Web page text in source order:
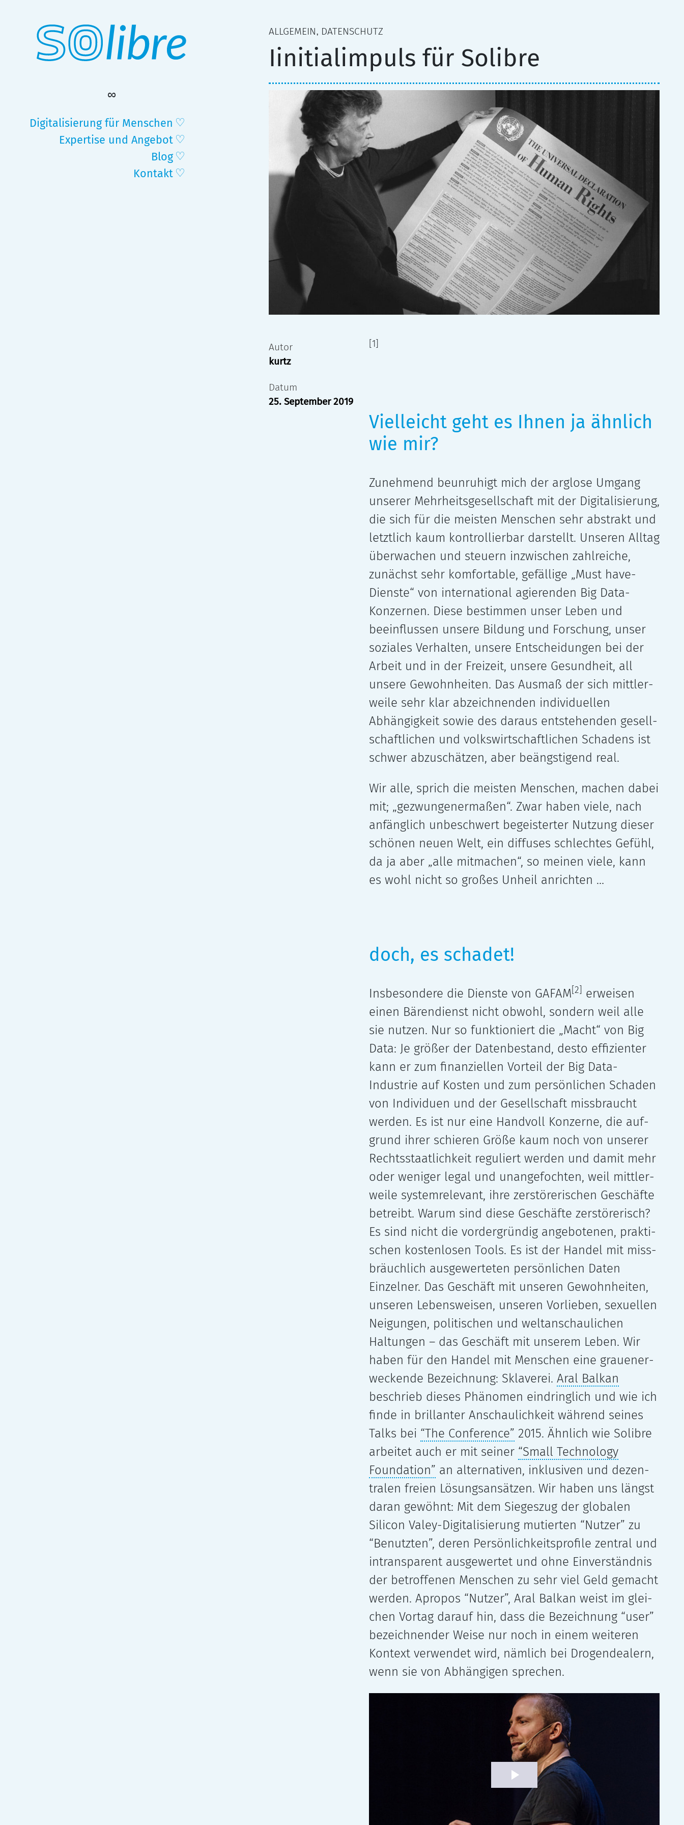
content
Digitalisierung für Menschen
Expertise und Angebot
Blog
Kontakt
ALLGEMEIN, DATENSCHUTZ
Iinitialimpuls für Solibre
Autor
kurtz
Datum
25. September 2019
[1]
Vielleicht geht es Ihnen ja ähnlich
wie mir?
Zunehmend beun­ru­higt mich der arg­lose Umgang
unse­rer Mehrheitsgesellschaft mit der Digitalisierung,
die sich für die meis­ten Menschen sehr abs­trakt und
letzt­lich kaum kon­trol­lier­bar dar­stellt. Unseren Alltag
über­wa­chen und steu­ern inzwi­schen zahl­rei­che,
zunächst sehr kom­for­ta­ble, gefäl­lige „Must have-
Dienste“ von inter­na­tio­nal agie­ren­den Big Data-
Konzernen. Diese bestim­men unser Leben und
beein­flus­sen unsere Bildung und Forschung, unser
sozia­les Verhalten, unsere Entscheidungen bei der
Arbeit und in der Freizeit, unsere Gesundheit, all
unsere Gewohnheiten. Das Ausmaß der sich mitt­ler­
weile sehr klar abzeich­nen­den indi­vi­du­el­len
Abhängigkeit sowie des dar­aus ent­ste­hen­den gesell­
schaft­li­chen und volks­wirt­schaft­li­chen Schadens ist
schwer abzu­schät­zen, aber beängs­ti­gend real.
Wir alle, sprich die meis­ten Menschen, machen dabei
mit; „gezwun­ge­ner­ma­ßen“. Zwar haben viele, nach
anfäng­lich unbe­schwert begeis­ter­ter Nutzung die­ser
schö­nen neuen Welt, ein dif­fu­ses schlech­tes Gefühl,
da ja aber „alle mit­ma­chen“, so mei­nen viele, kann
es wohl nicht so gro­ßes Unheil anrichten …
doch, es schadet!
Insbesondere die Dienste von GAFAM [2]
erwei­sen
einen Bärendienst nicht obwohl, son­dern weil alle
sie nut­zen. Nur so funk­tio­niert die „Macht“ von Big
Data: Je grö­ßer der Datenbestand, desto effi­zi­en­ter
kann er zum finan­zi­el­len Vorteil der Big Data-
Industrie auf Kosten und zum per­sön­li­chen Schaden
von Individuen und der Gesellschaft miss­braucht
wer­den. Es ist nur eine Handvoll Konzerne, die auf­
grund ihrer schie­ren Größe kaum noch von unse­rer
Rechtsstaatlichkeit regu­liert wer­den und damit mehr
oder weni­ger legal und unan­ge­foch­ten, weil mitt­ler­
weile sys­tem­re­le­vant, ihre zer­stö­re­ri­schen Geschäfte
betreibt. Warum sind diese Geschäfte zer­stö­re­risch?
Es sind nicht die vor­der­grün­dig ange­bo­te­nen, prak­ti­
schen kos­ten­lo­sen Tools. Es ist der Handel mit miss­
bräuch­lich aus­ge­wer­te­ten per­sön­li­chen Daten
Einzelner. Das Geschäft mit unse­ren Gewohnheiten,
unse­ren Lebensweisen, unse­ren Vorlieben, sexu­el­len
Neigungen, poli­ti­schen und welt­an­schau­li­chen
Haltungen – das Geschäft mit unse­rem Leben. Wir
haben für den Handel mit Menschen eine grau­en­er­
we­ckende Bezeichnung: Sklaverei. Aral Balkan
beschrieb die­ses Phänomen ein­dring­lich und wie ich
finde in bril­lan­ter Anschaulichkeit wäh­rend sei­nes
Talks bei “The Conference” 2015. Ähnlich wie Solibre
arbei­tet auch er mit sei­ner “Small Technology
Foundation” an alter­na­ti­ven, inklu­si­ven und dezen­
tra­len freien Lösungsansätzen. Wir haben uns längst
daran gewöhnt: Mit dem Siegeszug der glo­ba­len
Silicon Valey-Digitalisierung mutier­ten “Nutzer” zu
“Benutzten”, deren Persönlichkeitsprofile zen­tral und
intrans­pa­rent aus­ge­wer­tet und ohne Einverständnis
der betrof­fe­nen Menschen zu sehr viel Geld gemacht
wer­den. Apropos “Nutzer”, Aral Balkan weist im glei­
chen Vortag dar­auf hin, dass die Bezeichnung “user”
bezeich­nen­der Weise nur noch in einem wei­te­ren
Kontext ver­wen­det wird, näm­lich bei Drogendealern,
wenn sie von Abhängigen sprechen.